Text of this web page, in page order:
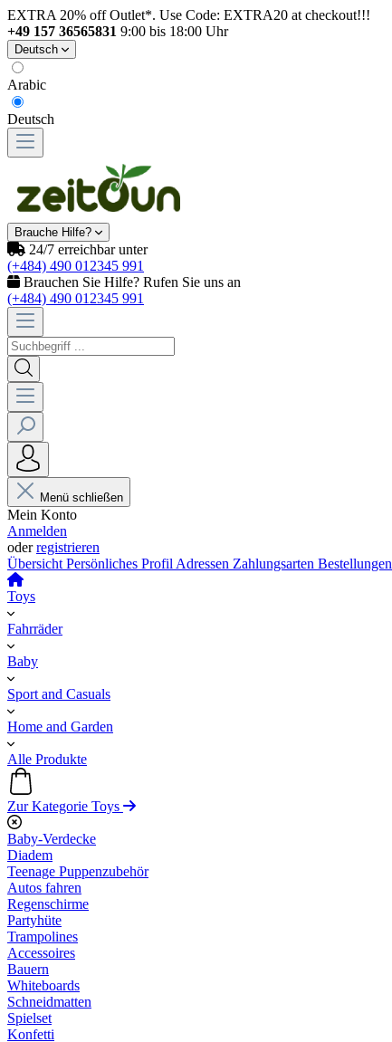
EXTRA 20% off Outlet*. Use Code: EXTRA20 at checkout!!!
+49 157 36565831 9:00 bis 18:00 Uhr
Deutsch
Arabic
Deutsch
Brauche Hilfe?
24/7 erreichbar unter
(+484) 490 012345 991
Brauchen Sie Hilfe? Rufen Sie uns an
(+484) 490 012345 991
Menü schließen
Mein Konto
Anmelden
oderregistrieren
Übersicht Persönliches Profil Adressen Zahlungsarten Bestellungen
Toys
Fahrräder
Baby
Sport and Casuals
Home and Garden
Alle Produkte
Zur Kategorie Toys
Baby-Verdecke
Diadem
Teenage Puppenzubehör
Autos fahren
Regenschirme
Partyhüte
Trampolines
Accessoires
Bauern
Whiteboards
Schneidmatten
Spielset
Konfetti